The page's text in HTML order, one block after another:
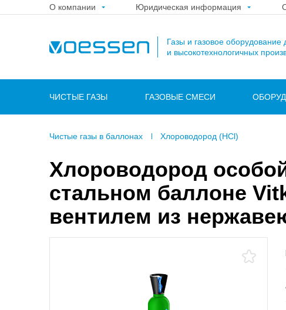
О компании Юридическая информация
Газы и газовое оборудование
и высокотехнологичных
ЧИСТЫЕ ГАЗЫ ГАЗОВЫЕ СМЕСИ
Чистые газы в баллонах Хлороводород (HCl)
Хлороводород
стальном баллоне
вентилем из